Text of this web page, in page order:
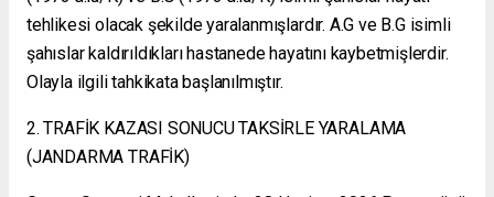
tehlikesi olacak şekilde yaralanmışlardır. A.G ve B.G isimli
şahıslar kaldırıldıkları hastanede hayatını kaybetmişlerdir.
Olayla ilgili tahkikata başlanılmıştır.
2. TRAFİK KAZASI SONUCU TAKSİRLE YARALAMA
(JANDARMA TRAFİK)